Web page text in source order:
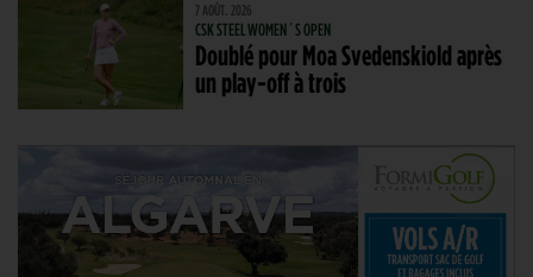
7 AOÛT. 2026
CSK STEEL WOMEN´S OPEN
Doublé pour Moa Svedenskiold après
un play-off à trois